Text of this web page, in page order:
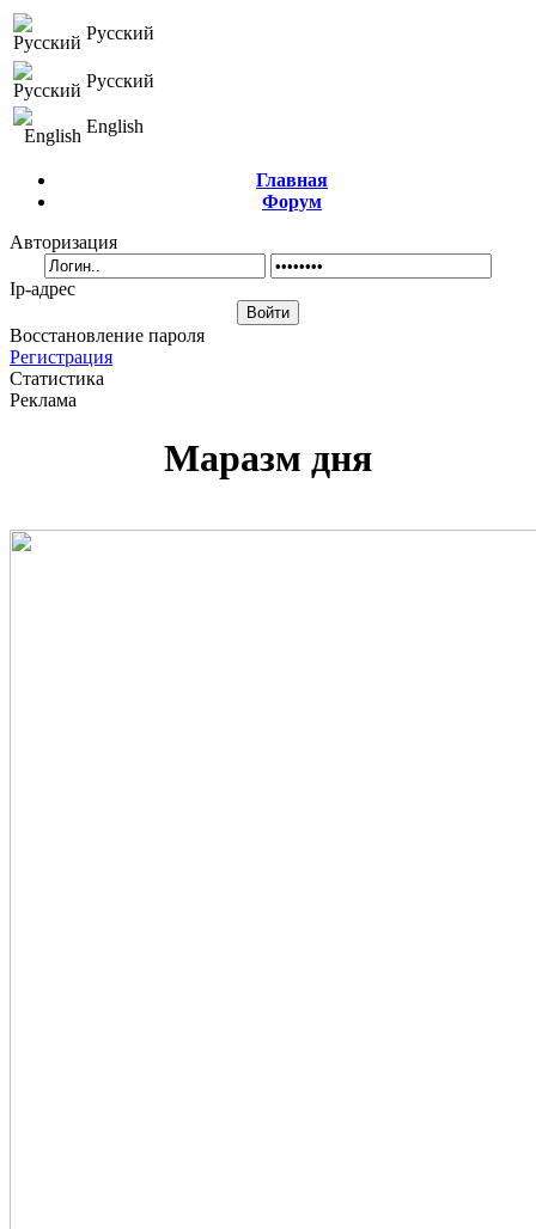
Русский
Русский
English
Главная
Форум
Авторизация
Ip-адрес
Восстановление пароля
Регистрация
Статистика
Реклама
Маразм дня